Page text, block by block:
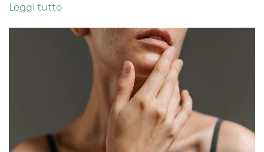
Leggi tutto